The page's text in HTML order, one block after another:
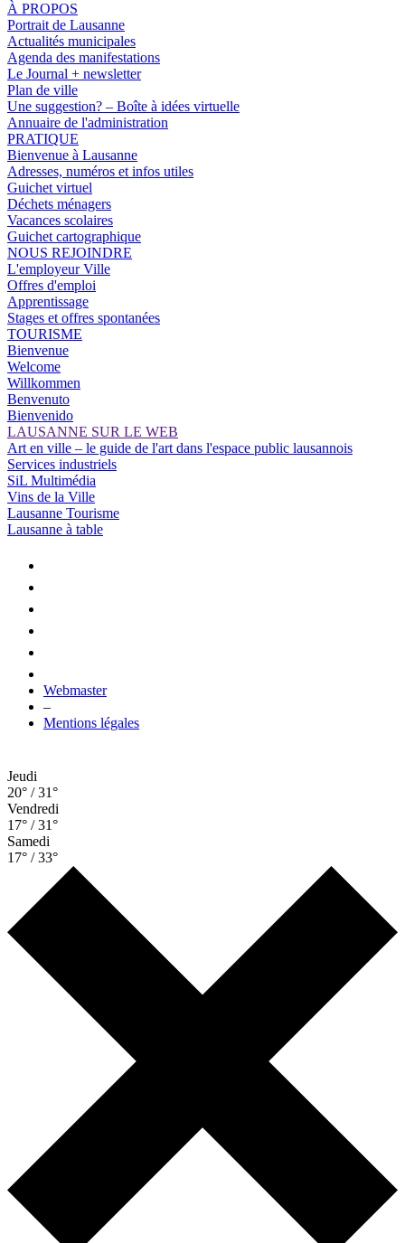
À PROPOS
Portrait de Lausanne
Actualités municipales
Agenda des manifestations
Le Journal + newsletter
Plan de ville
Une suggestion? – Boîte à idées virtuelle
Annuaire de l'administration
PRATIQUE
Bienvenue à Lausanne
Adresses, numéros et infos utiles
Guichet virtuel
Déchets ménagers
Vacances scolaires
Guichet cartographique
NOUS REJOINDRE
L'employeur Ville
Offres d'emploi
Apprentissage
Stages et offres spontanées
TOURISME
Bienvenue
Welcome
Willkommen
Benvenuto
Bienvenido
LAUSANNE SUR LE WEB
Art en ville – le guide de l'art dans l'espace public lausannois
Services industriels
SiL Multimédia
Vins de la Ville
Lausanne Tourisme
Lausanne à table
Webmaster
–
Mentions légales
Jeudi
20° / 31°
Vendredi
17° / 31°
Samedi
17° / 33°